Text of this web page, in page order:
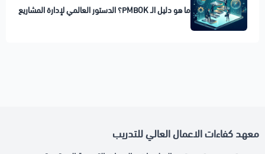
ما هو دليل الـ PMBOK؟ الدستور العالمي لإدارة المشاريع
معهد كفاءات الاعمال العالي للتدريب